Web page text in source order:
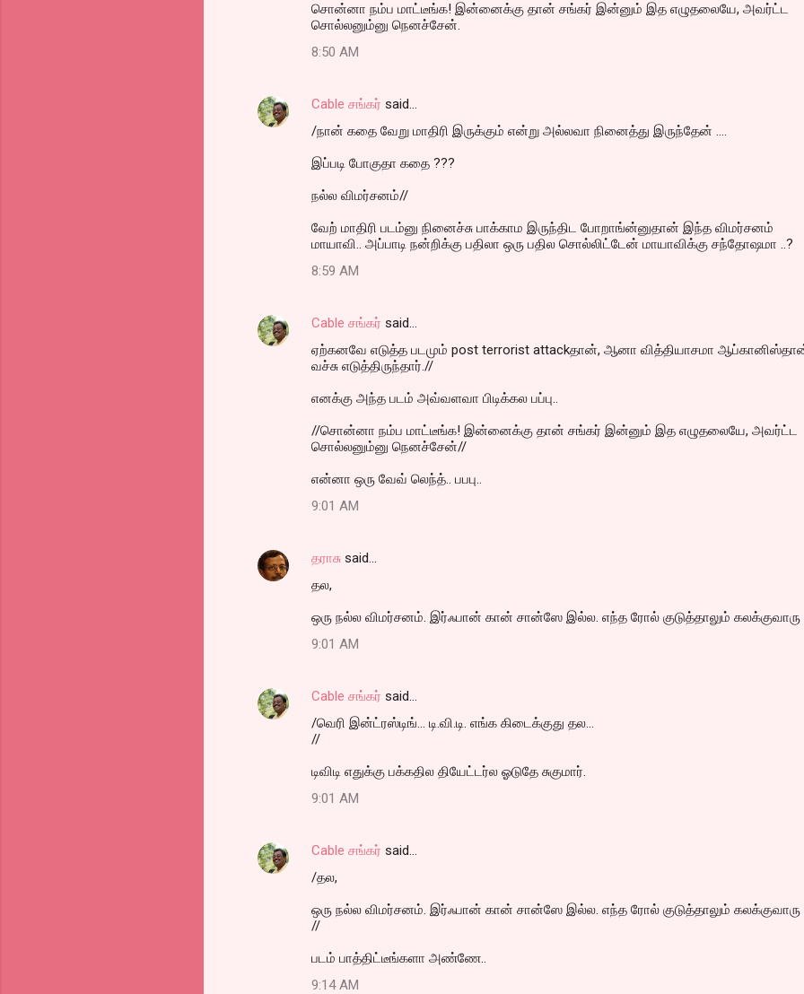
சொன்னா நம்ப மாட்டீங்க! இன்னைக்கு தான் சங்கர் இன்னும் இத எழுதலையே, அவர்ட்ட
சொல்லனும்னு நெனச்சேன்.
8:50 AM
Cable சங்கர் said…
/நான் கதை வேறு மாதிரி இருக்கும் என்று அல்லவா நினைத்து இருந்தேன் ....
இப்படி போகுதா கதை ???
நல்ல விமர்சனம்//
வேற் மாதிரி படம்னு நினைச்சு பாக்காம இருந்திட போறாங்ன்னுதான் இந்த விமர்சனம்
மாயாவி.. அப்பாடி நன்றிக்கு பதிலா ஒரு பதில சொல்லிட்டேன் மாயாவிக்கு சந்தோஷமா ..?
8:59 AM
Cable சங்கர் said…
ஏற்கனவே எடுத்த படமும் post terrorist attackதான், ஆனா வித்தியாசமா
வச்சு எடுத்திருந்தார்.//
எனக்கு அந்த படம் அவ்வளவா பிடிக்கல பப்பு..
//சொன்னா நம்ப மாட்டீங்க! இன்னைக்கு தான் சங்கர் இன்னும் இத எழுதலையே, அவர்ட்ட
சொல்லனும்னு நெனச்சேன்//
என்னா ஒரு வேவ் லெந்த்.. பபபு..
9:01 AM
தராசு said…
தல,
ஒரு நல்ல விமர்சனம். இர்ஃபான் கான் சான்ஸே இல்ல. எந்த ரோல் குடுத்தாலும் கலக்குவாரு
9:01 AM
Cable சங்கர் said…
/வெரி இன்ட்ரஸ்டிங்... டி.வி.டி. எங்க கிடைக்குது தல...
//
டிவிடி எதுக்கு பக்கதில தியேட்டர்ல ஓடுதே சுகுமார்.
9:01 AM
Cable சங்கர் said…
/தல,
ஒரு நல்ல விமர்சனம். இர்ஃபான் கான் சான்ஸே இல்ல. எந்த ரோல் குடுத்தாலும் கலக்குவாரு
//
படம் பாத்திட்டீங்களா அண்ணே..
9:14 AM